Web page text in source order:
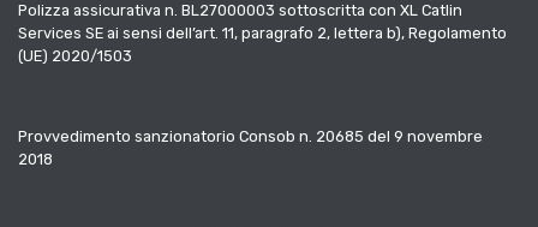
Polizza assicurativa n. BL27000003 sottoscritta con XL Catlin
Services SE ai sensi dell’art. 11, paragrafo 2, lettera b), Regolamento
(UE) 2020/1503
Provvedimento sanzionatorio Consob n. 20685 del 9 novembre
2018